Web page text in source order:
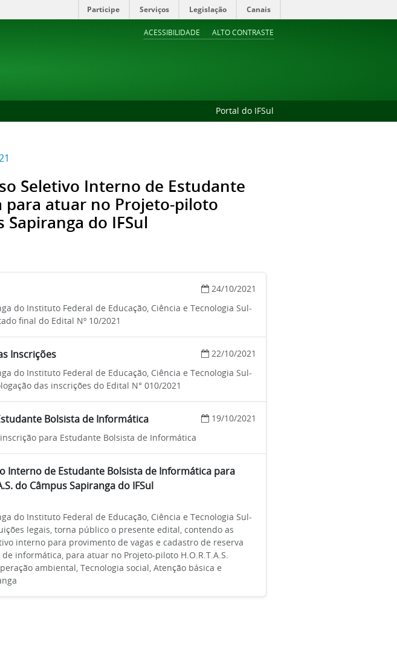
Participe Serviços Legislação Canais
ACESSIBILIDADE ALTO CONTRASTE
Portal do IFSul
Seletivo Interno de Estudante
para atuar no Projeto-piloto
Sapiranga do IFSul
24/10/2021
do Instituto Federal de Educação, Ciência e Tecnologia Sul-
final do Edital Nº 10/2021
Inscrições
22/10/2021
do Instituto Federal de Educação, Ciência e Tecnologia Sul-
das inscrições do Edital N° 010/2021
Estudante Bolsista de Informática
19/10/2021
para Estudante Bolsista de Informática
Interno de Estudante Bolsista de Informática para
do Câmpus Sapiranga do IFSul
do Instituto Federal de Educação, Ciência e Tecnologia Sul-
legais, torna público o presente edital, contendo as
interno para provimento de vagas e cadastro de reserva
informática, para atuar no Projeto-piloto H.O.R.T.A.S.
ambiental, Tecnologia social, Atenção básica e